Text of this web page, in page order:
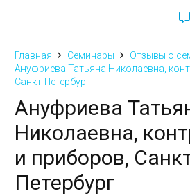
Главная Семинары
Отзывы о
Ануфриева Татьяна Николаевна,
Санкт-Петербург
Ануфриева
Николаевна,
и приборов,
Петербург